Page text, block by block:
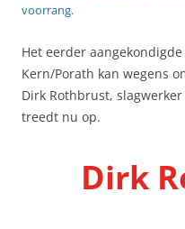
voorrang.
Het eerder
Kern/Porath kan wegens
Dirk Rothbrust,
treedt nu op.
Dirk